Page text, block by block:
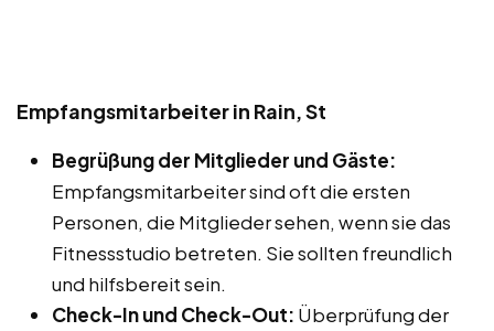
Empfangsmitarbeiter in Rain, St
Begrüßung der Mitglieder und Gäste:
Empfangsmitarbeiter sind oft die ersten
Personen, die Mitglieder sehen, wenn sie das
Fitnessstudio betreten. Sie sollten freundlich
und hilfsbereit sein.
Check-In und Check-Out: Überprüfung der